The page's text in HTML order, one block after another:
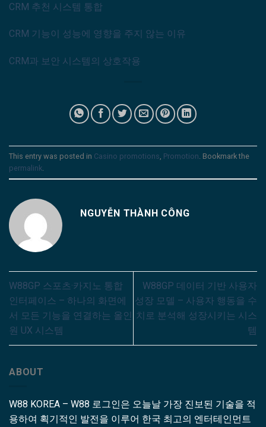
CRM 추천 시스템 통합
CRM 기능이 성능에 영향을 주지 않는 이유
CRM과 보안 시스템의 상호작용
This entry was posted in Casino promotions Promotion . Bookmark the
permalink
NGUYỄN THÀNH CÔNG
W88GP 스포츠·카지노 통합
인터페이스 – 하나의 화면에
서 모든 기능을 연결하는 올인
원 UX 시스템
W88GP 데이터 기반 사용자
성장 모델 – 사용자 행동을 수
치로 분석해 성장시키는 시스
템
ABOUT
W88 KOREA – W88 로그인은 오늘날 가장 진보된 기술을 적
용하여 획기적인 발전을 이루어 한국 최고의 엔터테인먼트